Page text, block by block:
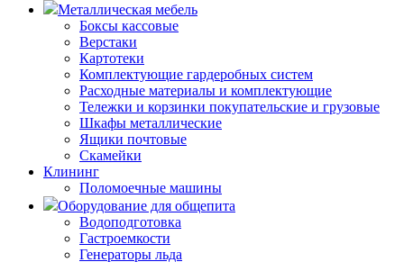
Металлическая мебель
Боксы кассовые
Верстаки
Картотеки
Комплектующие гардеробных систем
Расходные материалы и комплектующие
Тележки и корзинки покупательские и грузовые
Шкафы металлические
Ящики почтовые
Скамейки
Клининг
Поломоечные машины
Оборудование для общепита
Водоподготовка
Гастроемкости
Генераторы льда